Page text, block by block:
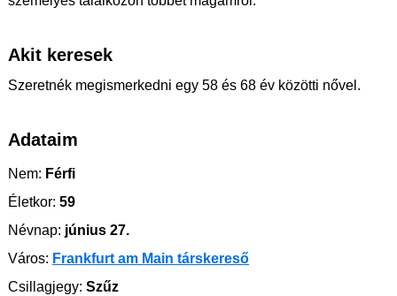
Akit keresek
Szeretnék megismerkedni egy 58 és 68 év közötti nővel.
Adataim
Nem: Férfi
Életkor: 59
Névnap: június 27.
Város: Frankfurt am Main társkereső
Csillagjegy: Szűz